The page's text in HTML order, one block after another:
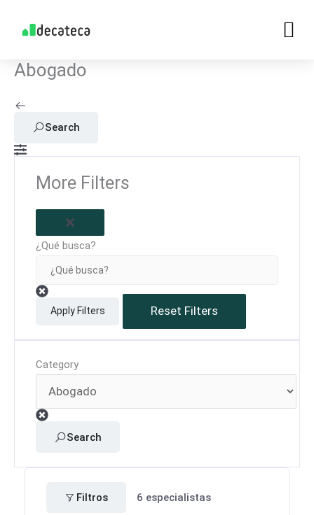
Abogado
Search
More Filters
¿Qué busca?
Apply Filters Reset Filters
Category
Search
Filtros 6 especialistas